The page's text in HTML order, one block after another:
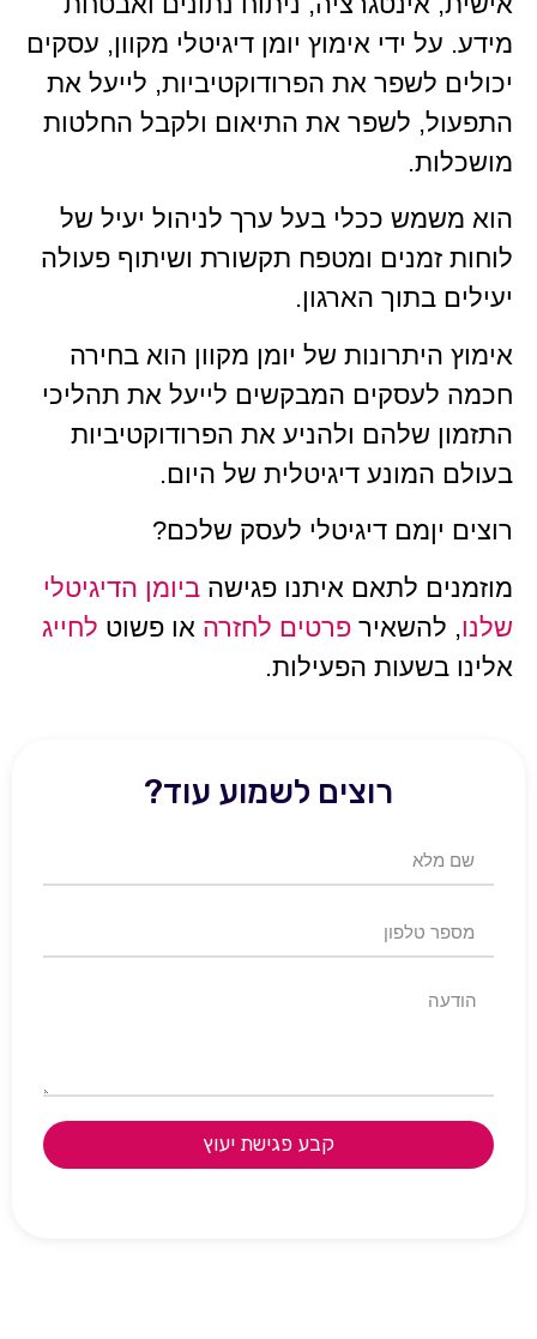
מידע. על ידי אימוץ יומן דיגיטלי מקוון, עסקים
יכולים לשפר את הפרודוקטיביות, לייעל את
התפעול, לשפר את התיאום ולקבל החלטות
מושכלות.
הוא משמש ככלי בעל ערך לניהול יעיל של
לוחות זמנים ומטפח תקשורת ושיתוף פעולה
יעילים בתוך הארגון.
אימוץ היתרונות של יומן מקוון הוא בחירה
חכמה לעסקים המבקשים לייעל את תהליכי
התזמון שלהם ולהניע את הפרודוקטיביות
בעולם המונע דיגיטלית של היום.
רוצים יןמם דיגיטלי לעסק שלכם?
מוזמנים לתאם איתנו פגישה ביומן הדיגיטלי
שלנו, להשאיר פרטים לחזרה או פשוט לחייג
אלינו בשעות הפעילות.
רוצים לשמוע עוד?
קבע פגישת יעוץ